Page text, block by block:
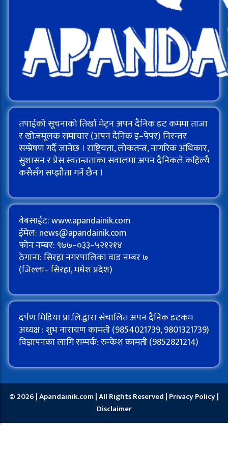
तपाईको सूचनाको तिर्खा मेट्न अपन दैनिक डट कममा ताजा
र खोजमूलक समाचार (अपन दैनिक इ–पेपर) निरन्तर
सम्प्रेषण गर्दै जानेछ । राष्ट्रियता, लोकतन्त्र, नागरिक अधिकार,
सुशासन र प्रेस स्वतन्त्रताका सवालमा अपन दैनिकले कहिल्यै
कसैसँग सम्झौता गर्ने छैन ।
वेबसाईट: www.apandainik.com
ईमेल: news@apandainik.com
फोन नम्बर: ९७७–०३३–५२१२१४
ठेगाना: सिरहा नगरपालिका वाड नम्बर ७
(जिल्ला– सिरहा, मधेश प्रदेश)
दर्पण मिडिया प्रा.लि.द्वारा संचालित अपन दैनिक डटकम
अध्यक्ष : शुभ नारायण कामती (9854021739, 9801321739)
विज्ञापनका लागि सम्पर्क: रुन्केश कामती (9852821214)
© 2026 | Apandainik.com | All Rights Reserved | Privacy Policy|
Disclaimer